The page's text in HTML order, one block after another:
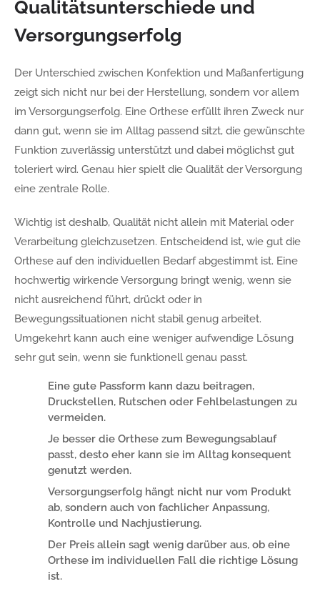
Qualitätsunterschiede und
Versorgungserfolg
Der Unterschied zwischen Konfektion und Maßanfertigung
zeigt sich nicht nur bei der Herstellung, sondern vor allem
im Versorgungserfolg. Eine Orthese erfüllt ihren Zweck nur
dann gut, wenn sie im Alltag passend sitzt, die gewünschte
Funktion zuverlässig unterstützt und dabei möglichst gut
toleriert wird. Genau hier spielt die Qualität der Versorgung
eine zentrale Rolle.
Wichtig ist deshalb, Qualität nicht allein mit Material oder
Verarbeitung gleichzusetzen. Entscheidend ist, wie gut die
Orthese auf den individuellen Bedarf abgestimmt ist. Eine
hochwertig wirkende Versorgung bringt wenig, wenn sie
nicht ausreichend führt, drückt oder in
Bewegungssituationen nicht stabil genug arbeitet.
Umgekehrt kann auch eine weniger aufwendige Lösung
sehr gut sein, wenn sie funktionell genau passt.
Eine gute Passform kann dazu beitragen,
Druckstellen, Rutschen oder Fehlbelastungen zu
vermeiden.
Je besser die Orthese zum Bewegungsablauf
passt, desto eher kann sie im Alltag konsequent
genutzt werden.
Versorgungserfolg hängt nicht nur vom Produkt
ab, sondern auch von fachlicher Anpassung,
Kontrolle und Nachjustierung.
Der Preis allein sagt wenig darüber aus, ob eine
Orthese im individuellen Fall die richtige Lösung
ist.